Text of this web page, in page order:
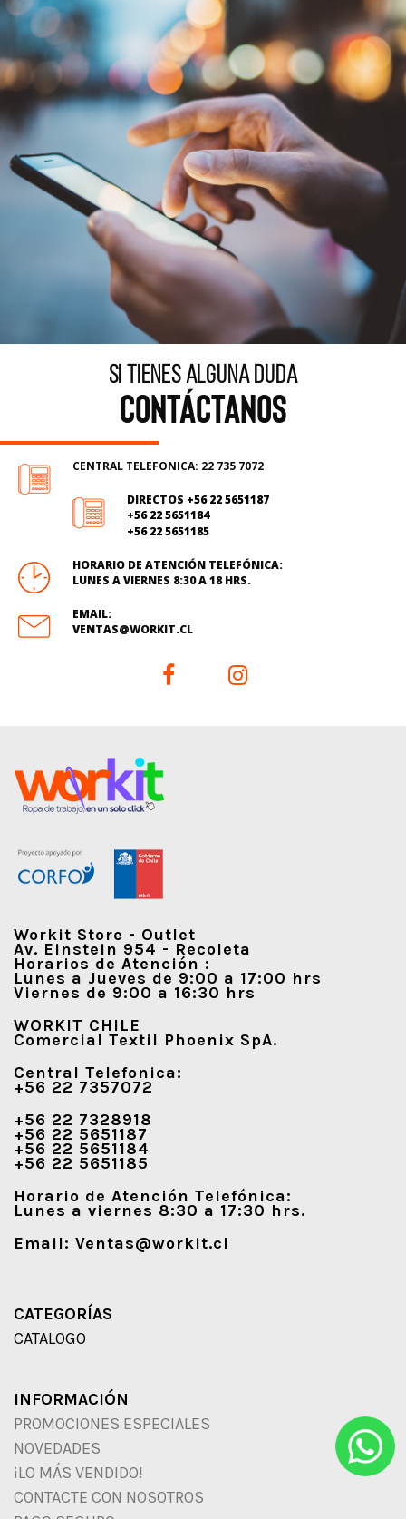
Si tienes alguna duda
contáctanos
CENTRAL TELEFONICA: 22 735 7072
DIRECTOS +56 22 5651187
+56 22 5651184
+56 22 5651185
HORARIO DE ATENCIÓN TELEFÓNICA:
LUNES A VIERNES 8:30 A 18 HRS.
EMAIL:
VENTAS@WORKIT.CL
Workit Store - Outlet
Av. Einstein 954 - Recoleta
Horarios de Atención :
Lunes a Jueves de 9:00 a 17:00 hrs
Viernes de 9:00 a 16:30 hrs
WORKIT CHILE
Comercial Textil Phoenix SpA.
Central Telefonica:
+56 22 7357072
+56 22 7328918
+56 22 5651187
+56 22 5651184
+56 22 5651185
Horario de Atención Telefónica:
Lunes a viernes 8:30 a 17:30 hrs.
Email: Ventas@workit.cl
CATEGORÍAS
CATALOGO
INFORMACIÓN
PROMOCIONES ESPECIALES
NOVEDADES
¡LO MÁS VENDIDO!
CONTACTE CON NOSOTROS